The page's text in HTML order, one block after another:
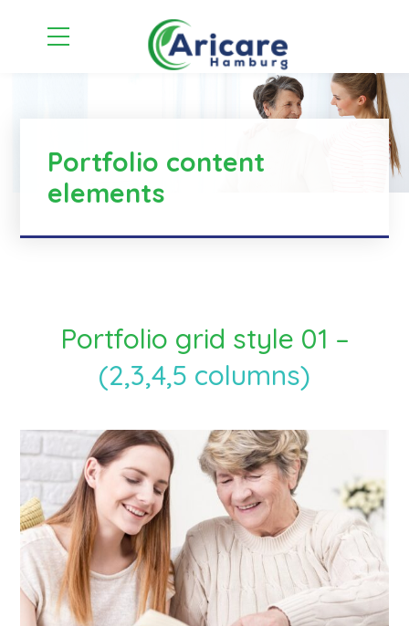
Portfolio content
elements
Portfolio grid style 01 –
(2,3,4,5 columns)
Free guide
Free senior care decision
guide
VIEW DETAIL